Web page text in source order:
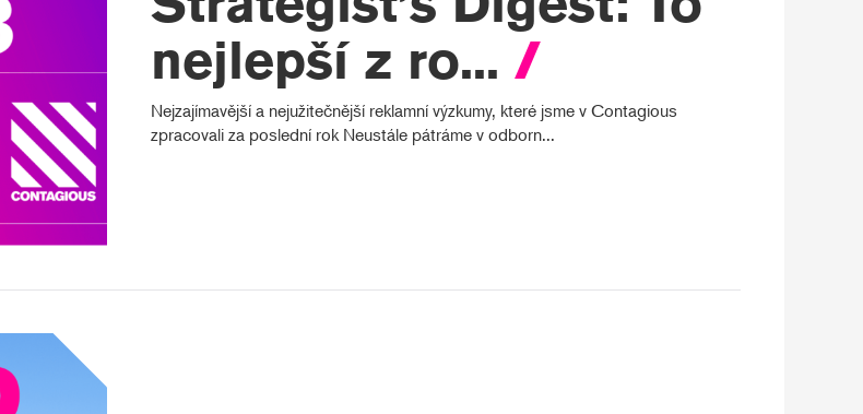
nejlepší z ro... /
Nejzajímavější a nejužitečnější reklamní výzkumy, které jsme v Contagious
zpracovali za poslední rok Neustále pátráme v odborn...